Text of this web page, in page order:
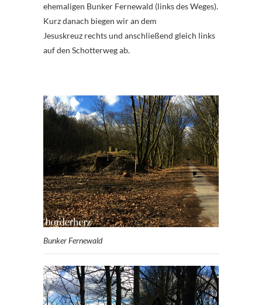
ehemaligen Bunker Fernewald (links des Weges).
Kurz danach biegen wir an dem
Jesuskreuz rechts und anschließend gleich links
auf den Schotterweg ab.
Bunker Fernewald